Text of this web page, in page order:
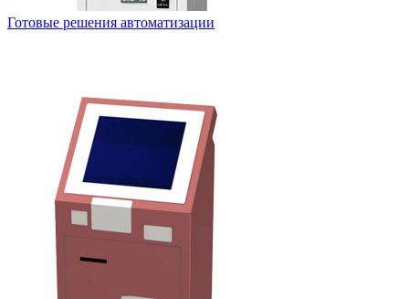
Готовые решения автоматизации